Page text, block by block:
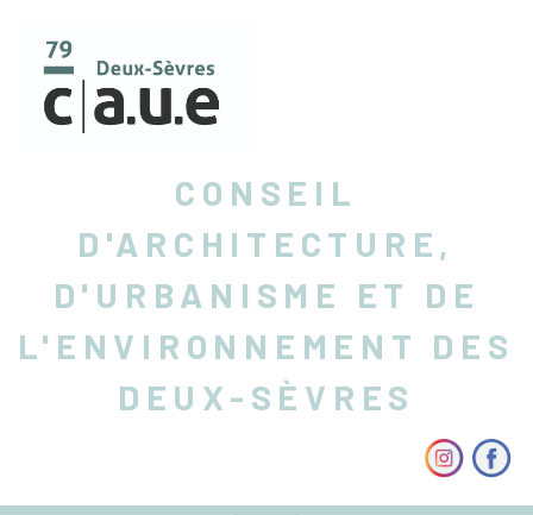
CONSEIL
D'ARCHITECTURE,
D'URBANISME ET DE
L'ENVIRONNEMENT DES
DEUX-SÈVRES